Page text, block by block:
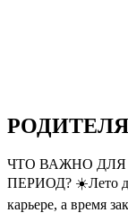
ЧТО ВАЖНО
ПЕРИОД? ☀️Лето
карьере, а время